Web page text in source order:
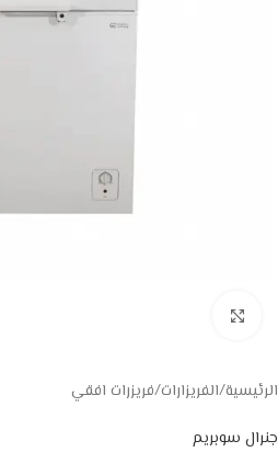
الرئيسية/الفريزارات/فريزرات افقي
جنرال سوبريم